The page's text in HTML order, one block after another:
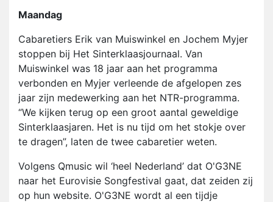
Maandag
Cabaretiers Erik van Muiswinkel en Jochem Myjer
stoppen bij Het Sinterklaasjournaal. Van
Muiswinkel was 18 jaar aan het programma
verbonden en Myjer verleende de afgelopen zes
jaar zijn medewerking aan het NTR-programma.
“We kijken terug op een groot aantal geweldige
Sinterklaasjaren. Het is nu tijd om het stokje over
te dragen”, laten de twee cabaretier weten.
Volgens Qmusic wil ‘heel Nederland’ dat O'G3NE
naar het Eurovisie Songfestival gaat, dat zeiden zij
op hun website. O'G3NE wordt al een tijdje